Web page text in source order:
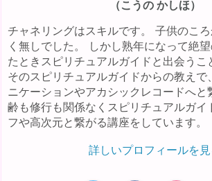
（こうの かしほ）
チャネリングはスキルです。 子供のこ
く無しでした。 しかし熟年になって絶
たときスピリチュアルガイドと出会うこ
そのスピリチュアルガイドからの教えで
ニケーションやアカシックレコードへと
齢も修行も関係なくスピリチュアルガイ
フや高次元と繋がる講座をしています。
詳しいプロフィールを見